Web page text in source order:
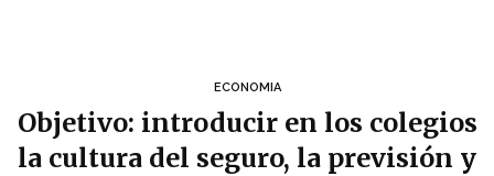
ECONOMIA
Objetivo: introducir en los colegios
la cultura del seguro, la previsión y